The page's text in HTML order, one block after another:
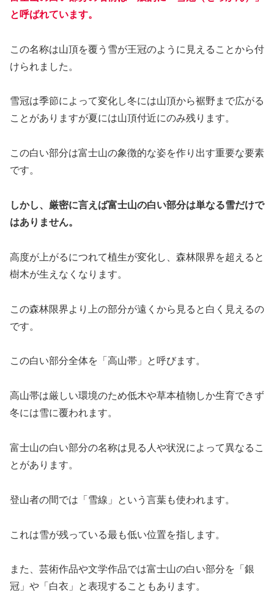
と呼ばれています。
この名称は山頂を覆う雪が王冠のように見えることから付
けられました。
雪冠は季節によって変化し冬には山頂から裾野まで広がる
ことがありますが夏には山頂付近にのみ残ります。
この白い部分は富士山の象徴的な姿を作り出す重要な要素
です。
しかし、厳密に言えば富士山の白い部分は単なる雪だけで
はありません。
高度が上がるにつれて植生が変化し、森林限界を超えると
樹木が生えなくなります。
この森林限界より上の部分が遠くから見ると白く見えるの
です。
この白い部分全体を「高山帯」と呼びます。
高山帯は厳しい環境のため低木や草本植物しか生育できず
冬には雪に覆われます。
富士山の白い部分の名称は見る人や状況によって異なるこ
とがあります。
登山者の間では「雪線」という言葉も使われます。
これは雪が残っている最も低い位置を指します。
また、芸術作品や文学作品では富士山の白い部分を「銀
冠」や「白衣」と表現することもあります。